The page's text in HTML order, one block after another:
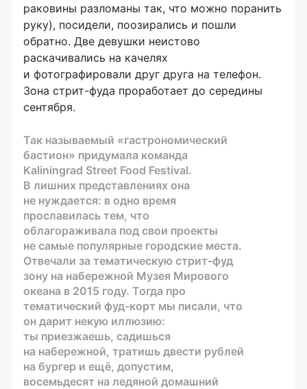
раковины разломаны так, что можно поранить
руку), посидели, поозирались и пошли
обратно. Две девушки неистово
раскачивались на качелях
и фотографировали друг друга на телефон.
Зона стрит-фуда проработает до середины
сентября.
Так называемый «гастрономический
бастион» придумала команда
Kaliningrad Street Food Festival.
В лишних представлениях она
не нуждается: в одно время
прославилась тем, что
облагораживала под свои проекты
не самые популярные городские места.
Отвечали за тематическую стрит-фуд
зону на набережной Музея Мирового
океана в 2015 году. Тогда про
тематический фуд-корт мы писали, что
он дарит некую иллюзию:
ты приезжаешь, садишься
на набережной, тратишь двести рублей
на бургер и ещё, допустим,
восемьдесят на ледяной домашний